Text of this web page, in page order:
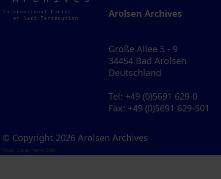
Arolsen Archives
Große Allee 5 - 9
34454 Bad Arolsen
Deutschland
Tel: +49 (0)5691 629-0
Fax: +49 (0)5691 629-501
© Copyright 2026 Arolsen Archives
Visual Library Server 2026